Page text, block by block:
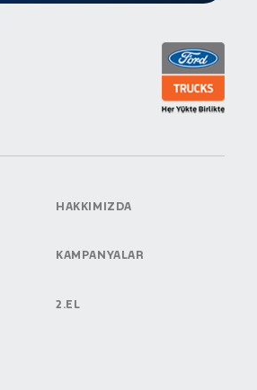
HAKKIMIZDA
KAMPANYALAR
2.EL